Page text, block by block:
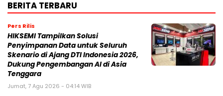
BERITA TERBARU
Pers Rilis
HIKSEMI Tampilkan Solusi
Penyimpanan Data untuk Seluruh
Skenario di Ajang DTI Indonesia 2026,
Dukung Pengembangan AI di Asia
Tenggara
Jumat, 7 Agu 2026 - 04:14 WIB